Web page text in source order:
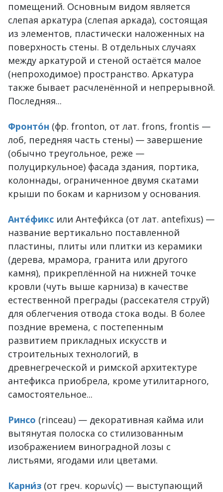
помещений. Основным видом является
слепая аркатура (слепая аркада), состоящая
из элементов, пластически наложенных на
поверхность стены. В отдельных случаях
между аркатурой и стеной остаётся малое
(непроходимое) пространство. Аркатура
также бывает расчленённой и непрерывной.
Последняя...
Фронто́н (фр. fronton, от лат. frons, frontis —
лоб, передняя часть стены) — завершение
(обычно треугольное, реже —
полуциркульное) фасада здания, портика,
колоннады, ограниченное двумя скатами
крыши по бокам и карнизом у основания.
Анте́фикс или Антефи́кса (от лат. antefixus) —
название вертикально поставленной
пластины, плиты или плитки из керамики
(дерева, мрамора, гранита или другого
камня), прикреплённой на нижней точке
кровли (чуть выше карниза) в качестве
естественной преграды (рассекателя струй)
для облегчения отвода стока воды. В более
поздние времена, с постепенным
развитием прикладных искусств и
строительных технологий, в
древнегреческой и римской архитектуре
антефикса приобрела, кроме утилитарного,
самостоятельное...
Ринсо (rinceau) — декоративная кайма или
вытянутая полоска со стилизованным
изображением виноградной лозы с
листьями, ягодами или цветами.
Карни́з (от греч. κορωνίς) — выступающий